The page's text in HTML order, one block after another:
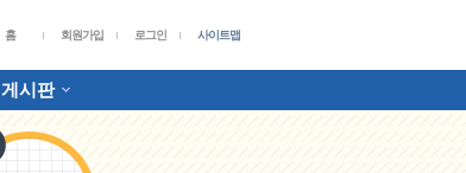
홈 회원가입 로그인 사이트맵
게시판